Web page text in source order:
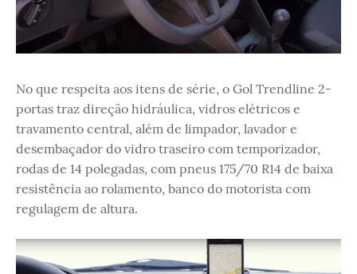
No que respeita aos itens de série, o Gol Trendline 2-
portas traz direção hidráulica, vidros elétricos e
travamento central, além de limpador, lavador e
desembaçador do vidro traseiro com temporizador,
rodas de 14 polegadas, com pneus 175/70 R14 de baixa
resistência ao rolamento, banco do motorista com
regulagem de altura.